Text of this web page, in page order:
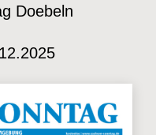
Doebeln